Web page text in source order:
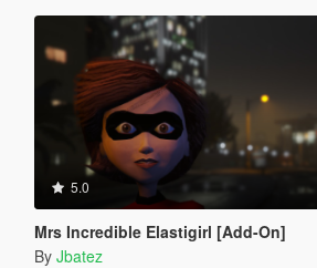
5.0
Mrs Incredible Elastigirl [Add-On]
By Jbatez